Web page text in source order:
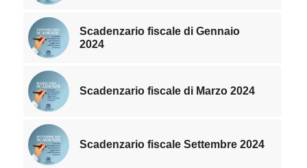
Scadenzario fiscale di Gennaio
2024
Scadenzario fiscale di Marzo 2024
Scadenzario fiscale Settembre 2024